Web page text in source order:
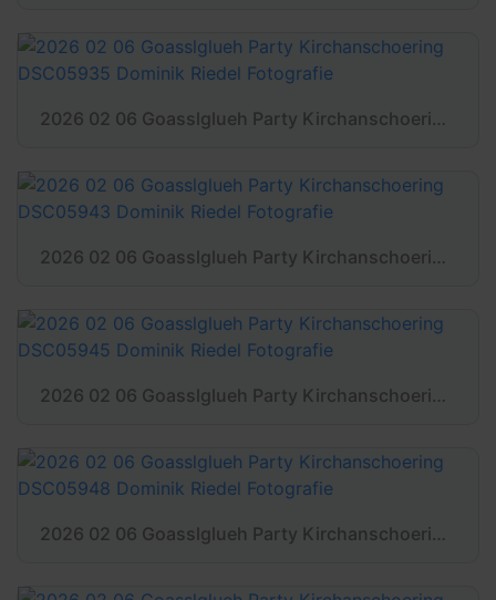
2026 02 06 Goasslglueh Party Kirchanschoering DSC05935 Dominik Riedel Fotografie
2026 02 06 Goasslglueh Party Kirchanschoering DSC05943 Dominik Riedel Fotografie
2026 02 06 Goasslglueh Party Kirchanschoering DSC05945 Dominik Riedel Fotografie
2026 02 06 Goasslglueh Party Kirchanschoering DSC05948 Dominik Riedel Fotografie